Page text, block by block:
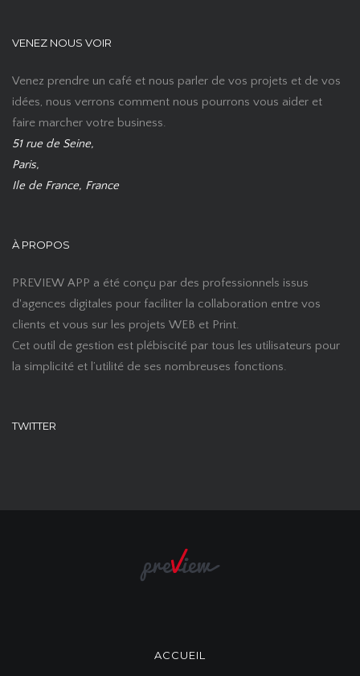
VENEZ NOUS VOIR
Venez prendre un café et nous parler de vos projets et de vos
idées, nous verrons comment nous pourrons vous aider et
faire marcher votre business.
51 rue de Seine,
Paris,
Ile de France, France
À PROPOS
PREVIEW APP a été conçu par des professionnels issus
d'agences digitales pour faciliter la collaboration entre vos
clients et vous sur les projets WEB et Print.
Cet outil de gestion est plébiscité par tous les utilisateurs pour
la simplicité et l’utilité de ses nombreuses fonctions.
TWITTER
ACCUEIL